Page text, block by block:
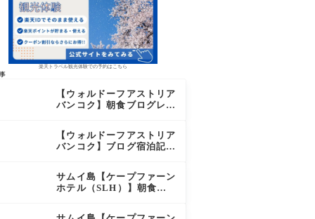
楽天トラベル観光体験での予約はこちら
【ウォルドーフアストリア
バンコク】朝食ブログレビ
ー&豊富なビュッフェを2
日間徹底レポ
【ウォルドーフアストリア
バンコク】ブログ宿泊記｜
ダイヤモンド特典まとめ
サムイ島【ケープファーン
ホテル（SLH）】朝食ブ
×至福のセミビュッフェを